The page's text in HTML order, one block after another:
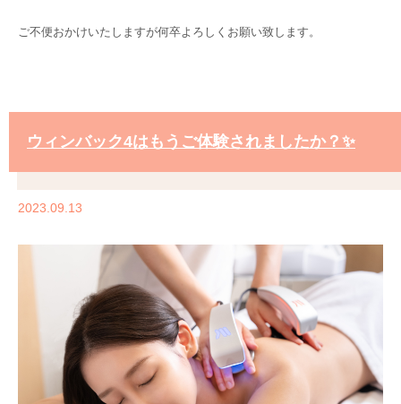
ご不便おかけいたしますが何卒よろしくお願い致します。
ウィンバック4はもうご体験されましたか？✨
2023.09.13